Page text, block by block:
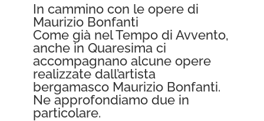
In cammino con le opere di
Maurizio Bonfanti
Come già nel Tempo di Avvento,
anche in Quaresima ci
accompagnano alcune opere
realizzate dall’artista
bergamasco Maurizio Bonfanti.
Ne approfondiamo due in
particolare.